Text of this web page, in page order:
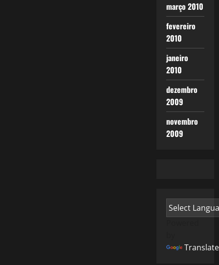
março 2010
fevereiro
2010
janeiro
2010
dezembro
2009
novembro
2009
Translate